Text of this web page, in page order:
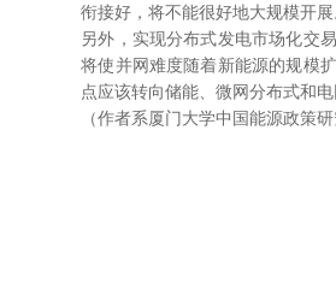
衔接好，将不能很好地大规模开展
另外，实现分布式发电市场化交
将使并网难度随着新能源的规模
点应该转向储能、微网分布式和
（作者系厦门大学中国能源政策研